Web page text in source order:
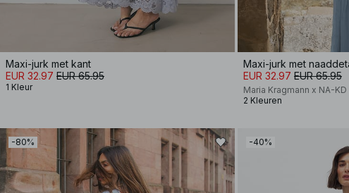
Maxi-jurk met kant
EUR 32.97 EUR 65.95
1 Kleur
Maxi-jurk met
EUR 32.97 EUR 65.95
Maria Kragmann x NA-KD
2 Kleuren
-80% -40%